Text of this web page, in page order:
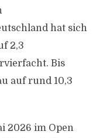
hat sich
2,3
Bis
auf rund 10,3
2026 im Open